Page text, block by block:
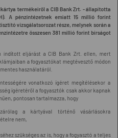
termékeiről a CIB Bank Zrt. - állapította
A pénzintézetnek emiatt 15 millió forint
vizsgálatsorozat része, melynek során a
összesen 381 millió forint bírságot
indított eljárást a CIB Bank Zrt. ellen, mert
a fogyasztókat megtévesztő módon
használatáról.
vonatkozó ígéret megítélésekor a
ígéretéről a fogyasztók csak akkor kapnak
pontosan tartalmazza, hogy
a kártyával történő vásárlásokra
nem,
szükséges az is, hogy a fogyasztó a teljes